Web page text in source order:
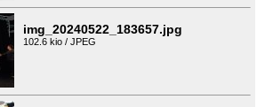
img_20240522_183657.jpg
102.6 kio / JPEG